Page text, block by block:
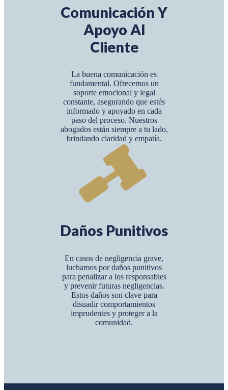
Comunicación Y
Apoyo Al
Cliente
La buena comunicación es
fundamental. Ofrecemos un
soporte emocional y legal
constante, asegurando que estés
informado y apoyado en cada
paso del proceso. Nuestros
abogados están siempre a tu lado,
brindando claridad y empatía.
Daños Punitivos
En casos de negligencia grave,
luchamos por daños punitivos
para penalizar a los responsables
y prevenir futuras negligencias.
Estos daños son clave para
disuadir comportamientos
imprudentes y proteger a la
comunidad.